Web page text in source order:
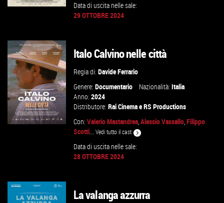
GUARDA IL TRAILER
VAI ALLA SCHEDA
Data di uscita nelle sale:
29 OTTOBRE 2024
VAI ALLA SCHEDA
Italo Calvino nelle città
Regia di:Davide Ferrario
Genere:Documentario Nazionalità:Italia
Anno:2024
Distributore:Rai CinemaeRS Productions
Con:Valerio Mastandrea,Alessio Vassallo,Filippo
Scotti...Vedi tutto il cast
Data di uscita nelle sale:
28 OTTOBRE 2024
La valanga azzurra